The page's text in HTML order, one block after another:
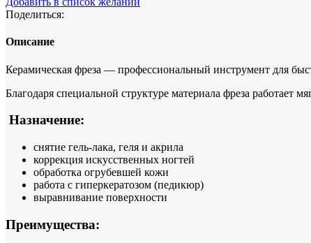
Поделиться:
Описание
Керамическая фреза — профессиональный инструмент для
Благодаря специальной структуре материала фреза работает
Назначение:
снятие гель-лака, геля и акрила
коррекция искусственных ногтей
обработка огрубевшей кожи
работа с гиперкератозом (педикюр)
выравнивание поверхности
Преимущества: